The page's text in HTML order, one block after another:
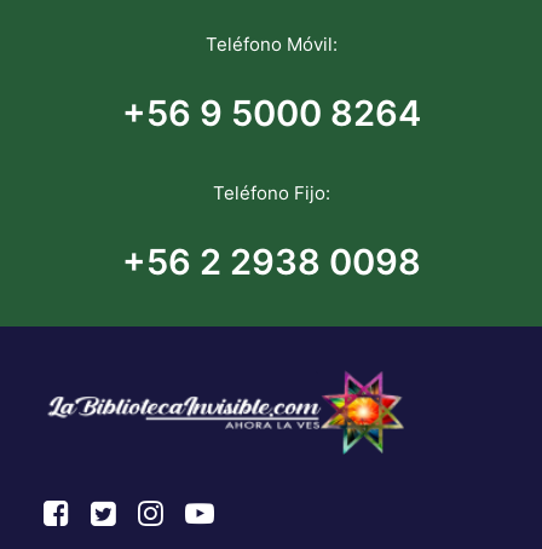
Teléfono Móvil:
+56 9 5000 8264
Teléfono Fijo:
+56 2 2938 0098